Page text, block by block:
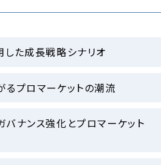
した成長戦略シナリオ
るプロマーケットの潮流
バナンス強化とプロマーケット